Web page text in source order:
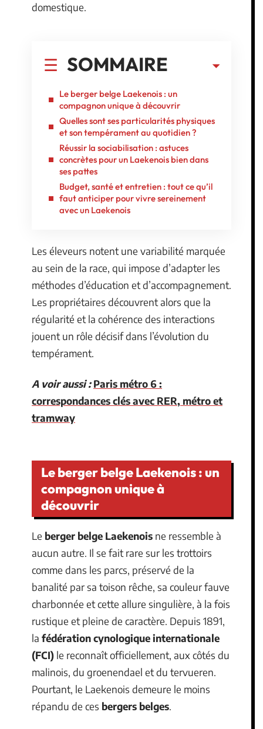
domestique.
SOMMAIRE
Le berger belge Laekenois : un
compagnon unique à découvrir
Quelles sont ses particularités physiques
et son tempérament au quotidien ?
Réussir la sociabilisation : astuces
concrètes pour un Laekenois bien dans
ses pattes
Budget, santé et entretien : tout ce qu’il
faut anticiper pour vivre sereinement
avec un Laekenois
Les éleveurs notent une variabilité marquée
au sein de la race, qui impose d’adapter les
méthodes d’éducation et d’accompagnement.
Les propriétaires découvrent alors que la
régularité et la cohérence des interactions
jouent un rôle décisif dans l’évolution du
tempérament.
A voir aussi : Paris métro 6 :
correspondances clés avec RER, métro et
tramway
Le berger belge Laekenois : un
compagnon unique à
découvrir
Le berger belge Laekenois ne ressemble à
aucun autre. Il se fait rare sur les trottoirs
comme dans les parcs, préservé de la
banalité par sa toison rêche, sa couleur fauve
charbonnée et cette allure singulière, à la fois
rustique et pleine de caractère. Depuis 1891,
la fédération cynologique internationale
(FCI) le reconnaît officiellement, aux côtés du
malinois, du groenendael et du tervueren.
Pourtant, le Laekenois demeure le moins
répandu de ces bergers belges.